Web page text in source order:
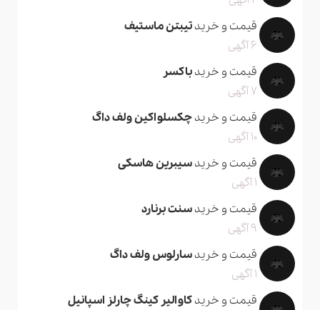
قیمت و خریدتیبتن ماستیف
6 آگهی
قیمت و خریدباکسر
7 آگهی
قیمت و خریدچکسلواکین ولف داگ
10 آگهی
قیمت و خریدسیبرین هاسکی
1 آگهی
قیمت و خریدسنت برنارد
9 آگهی
قیمت و خریدسارلوس ولف داگ
1 آگهی
قیمت و خریدکاوالیر کینگ چارلز اسپانیل